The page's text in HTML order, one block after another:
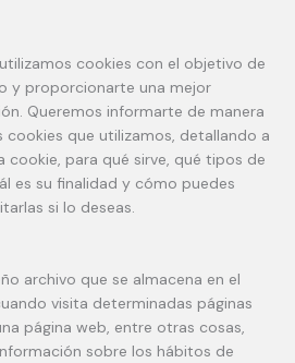
cookies con el objetivo de
y proporcionarte una mejor
Queremos informarte de manera
cookies que utilizamos, detallando a
cookie, para qué sirve, qué tipos de
es su finalidad y cómo puedes
si lo deseas.
archivo que se almacena en el
visita determinadas páginas
página web, entre otras cosas,
sobre los hábitos de